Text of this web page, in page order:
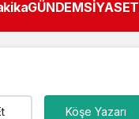
GÜNDEMSİYASET
Köşe Yazarı